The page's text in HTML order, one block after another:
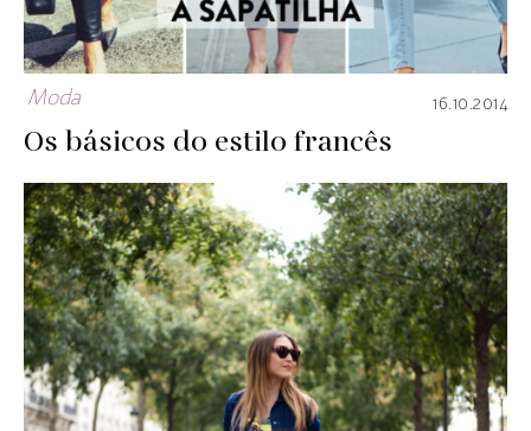
Moda 16.10.2014
Os básicos do estilo francês